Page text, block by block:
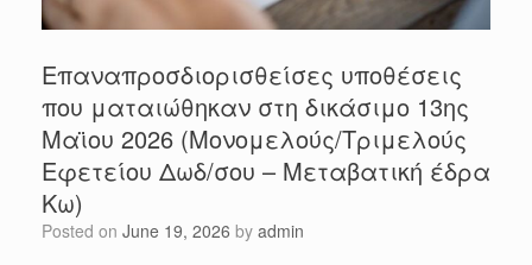
Επαναπροσδιορισθείσες υποθέσεις
που ματαιώθηκαν στη δικάσιμο 13ης
Μαϊου 2026 (Μονομελούς/Τριμελούς
Εφετείου Δωδ/σου – Μεταβατική έδρα
Κω)
Posted on June 19, 2026 by admin